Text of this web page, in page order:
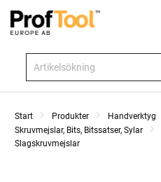
Start Produkter
Handverktyg
Skruvmejslar, Bits, Bitssatser, Sylar
Slagskruvmejslar